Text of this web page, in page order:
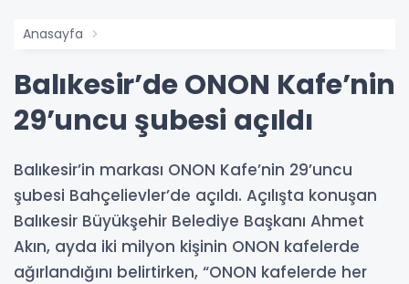
Anasayfa
Balıkesir’de ONON Kafe’nin
29’uncu şubesi açıldı
Balıkesir’in markası ONON Kafe’nin 29’uncu
şubesi Bahçelievler’de açıldı. Açılışta konuşan
Balıkesir Büyükşehir Belediye Başkanı Ahmet
Akın, ayda iki milyon kişinin ONON kafelerde
ağırlandığını belirtirken, “ONON kafelerde her